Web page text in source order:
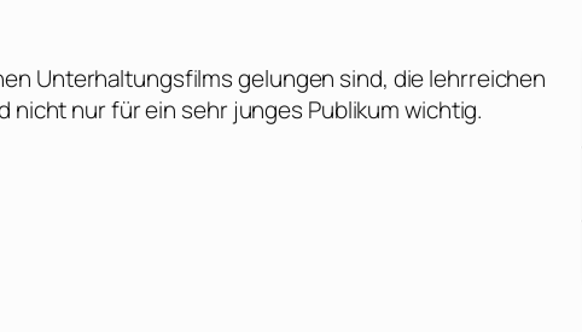
Unterhaltungsfilms gelungen sind, die lehrreichen
nur für ein sehr junges Publikum wichtig.